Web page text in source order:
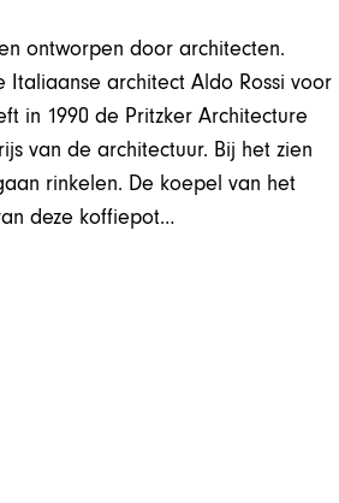
ontworpen door architecten.
architect Aldo Rossi voor
in 1990 de Pritzker Architecture
van de architectuur. Bij het zien
rinkelen. De koepel van het
deze koffiepot…